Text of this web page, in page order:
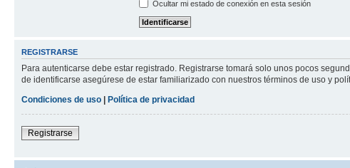
Ocultar mi estado de conexión en esta sesión
REGISTRARSE
Para autenticarse debe estar registrado. Registrarse tomará solo unos pocos
de identificarse asegúrese de estar familiarizado con nuestros términos de uso y
Condiciones de uso
Política de privacidad
Registrarse